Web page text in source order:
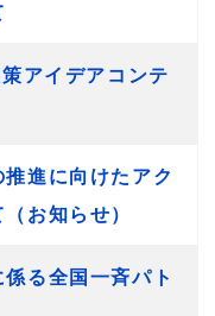
アイデアコンテ
推進に向けたアク
お知らせ）
る全国一斉パト